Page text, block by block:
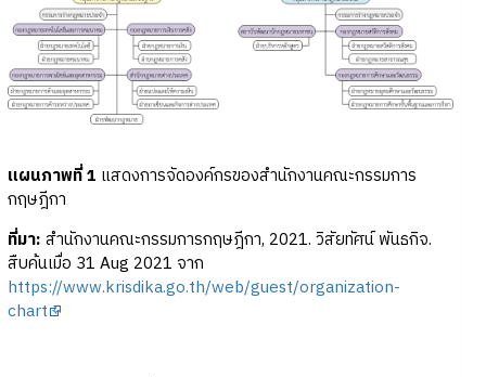
แผนภาพที่1 แสดงการจัดองค์กรของสำนักงานคณะกรรมการ
กฤษฎีกา
ที่มา: สำนักงานคณะกรรมการกฤษฎีกา, 2021. วิสัยทัศน์ พันธกิจ.
สืบค้นเมื่อ 31 Aug 2021 จาก
https://www.krisdika.go.th/web/guest/organization-
chart